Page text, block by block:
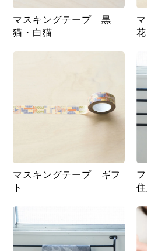
マスキングテープ 黒
猫・白猫
花
マスキングテープ ギフ
ト